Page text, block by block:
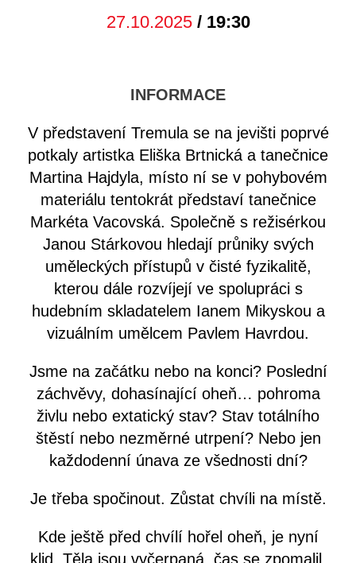
27.10.2025/ 19:30
INFORMACE
V představení Tremula se na jevišti poprvé
potkaly artistka Eliška Brtnická a tanečnice
Martina Hajdyla, místo ní se v pohybovém
materiálu tentokrát představí tanečnice
Markéta Vacovská. Společně s režisérkou
Janou Stárkovou hledají průniky svých
uměleckých přístupů v čisté fyzikalitě,
kterou dále rozvíjejí ve spolupráci s
hudebním skladatelem Ianem Mikyskou a
vizuálním umělcem Pavlem Havrdou.
Jsme na začátku nebo na konci? Poslední
záchvěvy, dohasínající oheň… pohroma
živlu nebo extatický stav? Stav totálního
štěstí nebo nezměrné utrpení? Nebo jen
každodenní únava ze všednosti dní?
Je třeba spočinout. Zůstat chvíli na místě.
Kde ještě před chvílí hořel oheň, je nyní
klid. Těla jsou vyčerpaná, čas se zpomalil.